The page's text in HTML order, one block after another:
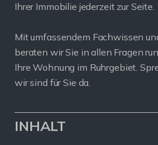
Ihrer Immobilie jederzeit zur Seite.
Mit umfassendem Fachwissen
beraten wir Sie in allen Fragen
Ihre Wohnung im Ruhrgebiet.
wir sind für Sie da.
INHALT